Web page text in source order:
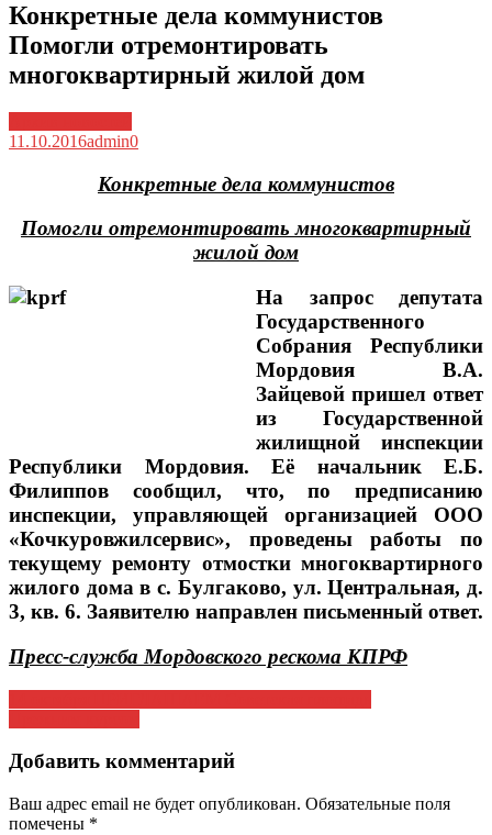
Конкретные дела коммунистов
Помогли отремонтировать
многоквартирный жилой дом
11.10.2016admin0
Конкретные дела коммунистов
Помогли отремонтировать многоквартирный
жилой дом
На запрос депутата
Государственного
Собрания Республики
Мордовия В.А.
Зайцевой пришел ответ
из Государственной
жилищной инспекции
Республики Мордовия. Её начальник Е.Б.
Филиппов сообщил, что, по предписанию
инспекции, управляющей организацией ООО
«Кочкуровжилсервис», проведены работы по
текущему ремонту отмостки многоквартирного
жилого дома в с. Булгаково, ул. Центральная, д.
3, кв. 6. Заявителю направлен письменный ответ.
Пресс-служба Мордовского рескома КПРФ
Навигация
по
записям
Добавить комментарий
Ваш адрес email не будет опубликован. Обязательные поля
помечены *